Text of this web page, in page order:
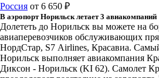
Россия от 6 650 ₽
В аэропорт Норильск летает 3 авиакомпаний
Долететь до Норильск вы можете на
авиаперевозчиков обслуживающих
НордСтар, S7 Airlines, Красавиа.
Норильск выполняет авиакомпания
Диксон - Норильск (KI 62). Самолет